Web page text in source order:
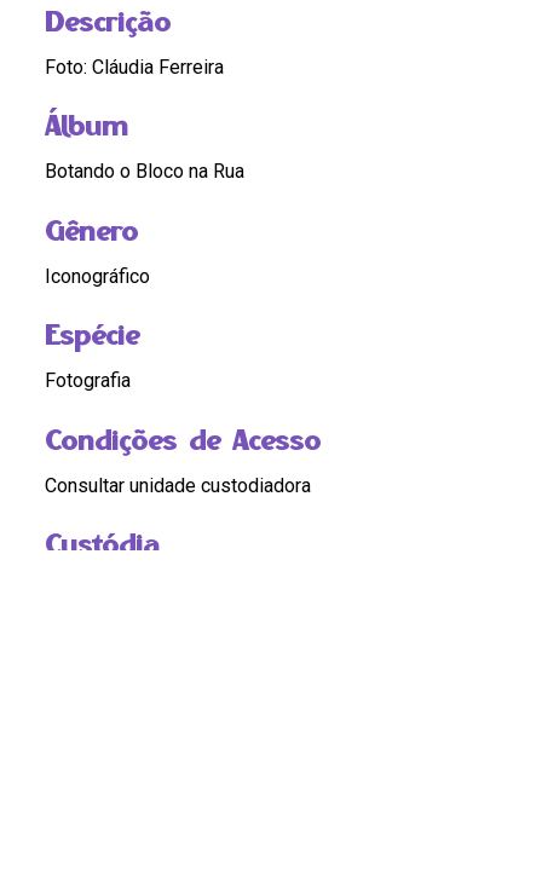
Descrição
Foto: Cláudia Ferreira
Álbum
Botando o Bloco na Rua
Gênero
Iconográfico
Espécie
Fotografia
Condições de Acesso
Consultar unidade custodiadora
Custódia